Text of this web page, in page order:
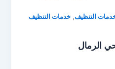
التنظيف,خدمات التنظيف
الرمال